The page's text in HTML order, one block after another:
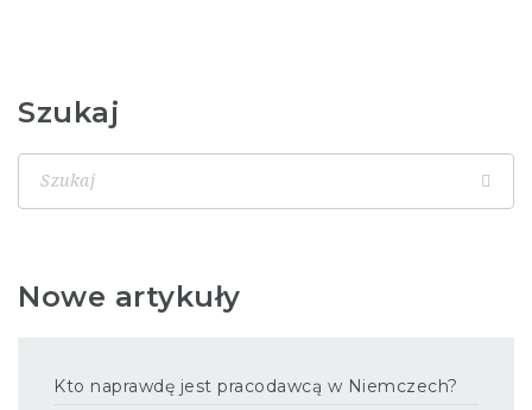
Szukaj
Nowe artykuły
Kto naprawdę jest pracodawcą w Niemczech?